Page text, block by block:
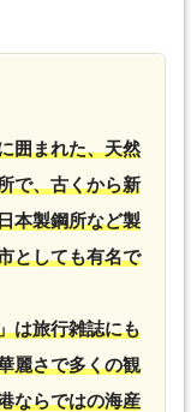
囲まれた、天然
で、古くから新
本製鋼所など製
としても有名で
は旅行雑誌にも
麗さで多くの観
ならではの海産